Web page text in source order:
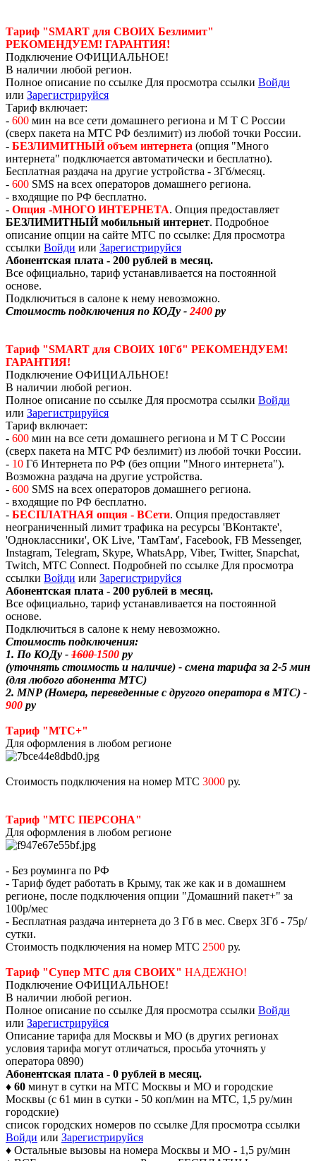
Тариф "SMART для СВОИХ Безлимит"
РЕКОМЕНДУЕМ! ГАРАНТИЯ!
Подключение ОФИЦИАЛЬНОЕ!
В наличии любой регион.
Полное описание по ссылке Для просмотра ссылки Войди
или Зарегистрируйся
Тариф включает:
- 600 мин на все сети домашнего региона и М Т С России
(сверх пакета на МТС РФ безлимит) из любой точки России.
- БЕЗЛИМИТНЫЙ объем интернета (опция "Много
интернета" подключается автоматически и бесплатно).
Бесплатная раздача на другие устройства - 3Гб/месяц.
- 600 SMS на всех операторов домашнего региона.
- входящие по РФ бесплатно.
- Опция -МНОГО ИНТЕРНЕТА. Опция предоставляет
БЕЗЛИМИТНЫЙ мобильный интернет. Подробное
описание опции на сайте МТС по ссылке: Для просмотра
ссылки Войди или Зарегистрируйся
Абонентская плата - 200 рублей в месяц.
Все официально, тариф устанавливается на постоянной
основе.
Подключиться в салоне к нему невозможно.
Стоимость подключения по КОДу - 2400 ру
Тариф "SMART для СВОИХ 10Гб" РЕКОМЕНДУЕМ!
ГАРАНТИЯ!
Подключение ОФИЦИАЛЬНОЕ!
В наличии любой регион.
Полное описание по ссылке Для просмотра ссылки Войди
или Зарегистрируйся
Тариф включает:
- 600 мин на все сети домашнего региона и М Т С России
(сверх пакета на МТС РФ безлимит) из любой точки России.
- 10 Гб Интернета по РФ (без опции "Много интернета").
Возможна раздача на другие устройства.
- 600 SMS на всех операторов домашнего региона.
- входящие по РФ бесплатно.
- БЕСПЛАТНАЯ опция - ВСети. Опция предоставляет
неограниченный лимит трафика на ресурсы 'ВКонтакте',
'Одноклассники', ОК Live, 'ТамТам', Facebook, FB Messenger,
Instagram, Telegram, Skype, WhatsApp, Viber, Twitter, Snapchat,
Twitch, МТС Connect. Подробней по ссылке Для просмотра
ссылки Войди или Зарегистрируйся
Абонентская плата - 200 рублей в месяц.
Все официально, тариф устанавливается на постоянной
основе.
Подключиться в салоне к нему невозможно.
Стоимость подключения:
1. По КОДу - 16001500 ру
(уточнять стоимость и наличие) - смена тарифа за 2-5 мин
(для любого абонента МТС)
2. MNP (Номера, переведенные с другого оператора в МТС) -
900 ру
Тариф "МТС+"
Для оформления в любом регионе
Стоимость подключения на номер МТС 3000 ру.
Тариф "МТС ПЕРСОНА"
Для оформления в любом регионе
- Без роуминга по РФ
- Тариф будет работать в Крыму, так же как и в домашнем
регионе, после подключения опции "Домашний пакет+" за
100р/мес
- Бесплатная раздача интернета до 3 Гб в мес. Сверх 3Гб - 75р/
сутки.
Стоимость подключения на номер МТС 2500 ру.
Тариф "Супер МТС для СВОИХ" НАДЕЖНО!
Подключение ОФИЦИАЛЬНОЕ!
В наличии любой регион.
Полное описание по ссылке Для просмотра ссылки Войди
или Зарегистрируйся
Описание тарифа для Москвы и МО (в других регионах
условия тарифа могут отличаться, просьба уточнять у
оператора 0890)
Абонентская плата - 0 рублей в месяц.
♦ 60 минут в сутки на МТС Москвы и МО и городские
Москвы (с 61 мин в сутки - 50 коп/мин на МТС, 1,5 ру/мин
городские)
список городских номеров по ссылке Для просмотра ссылки
Войди или Зарегистрируйся
♦ Остальные вызовы на номера Москвы и МО - 1,5 ру/мин